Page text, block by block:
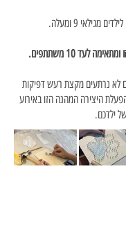
מגילאי 9 ומעלה.
לא נרתעים מקצת רעש דפיקות
היצירה המהנה הזו באירוע
ילדכם.